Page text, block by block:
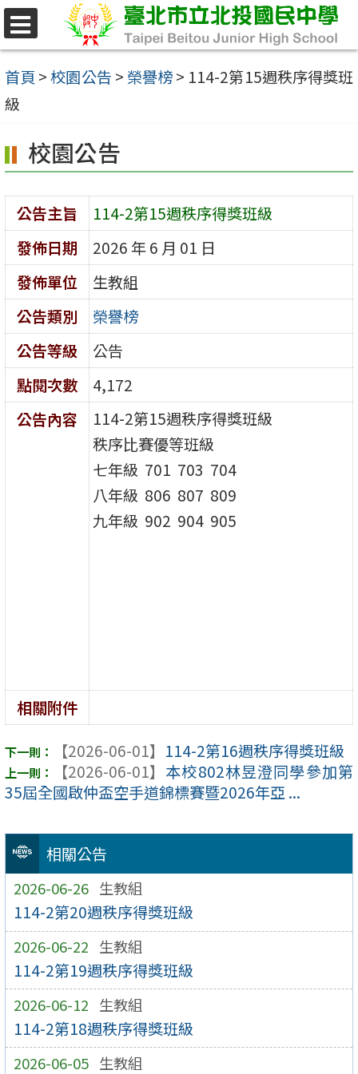
跳
至
主
要
容
區
首頁 >校園公告 > 榮譽榜> 114-2第15週秩序得獎班
級
相關公告
2026-06-26 生教組
114-2第20週秩序得獎班級
2026-06-22 生教組
114-2第19週秩序得獎班級
2026-06-12 生教組
114-2第18週秩序得獎班級
2026-06-05 生教組
校園公告
公告主旨
114-2第15週秩序得獎班級
發佈日期
2026 年 6 月 01 日
發佈單位
生教組
公告類別
榮譽榜
公告等級
公告
點閱次數
4,172
公告內容
114-2第15週秩序得獎班級
秩序比賽優等班級
七年級 701 703 704
八年級 806 807 809
九年級 902 904 905
相關附件
【2026-06-01】 114-2第16週秩序得獎班級
【2026-06-01】 本校802林昱澄同學參加第
35屆全國啟仲盃空手道錦標賽暨2026年亞 ...
選
單